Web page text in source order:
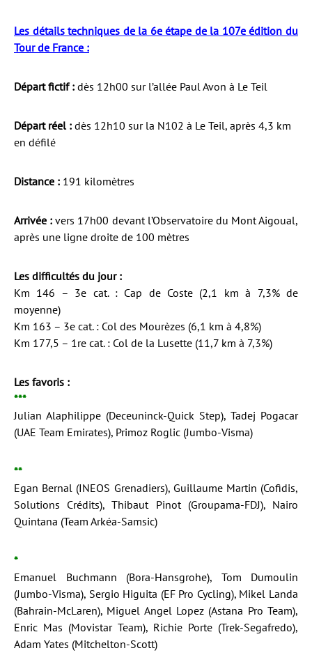
Les détails techniques de la 6e étape de la 107e édition du
Tour de France :
Départ fictif : dès 12h00 sur l’allée Paul Avon à Le Teil
Départ réel : dès 12h10 sur la N102 à Le Teil, après 4,3 km
en défilé
Distance : 191 kilomètres
Arrivée : vers 17h00 devant l’Observatoire du Mont Aigoual,
après une ligne droite de 100 mètres
Les difficultés du jour :
Km 146 – 3e cat. : Cap de Coste (2,1 km à 7,3% de
moyenne)
Km 163 – 3e cat. : Col des Mourèzes (6,1 km à 4,8%)
Km 177,5 – 1re cat. : Col de la Lusette (11,7 km à 7,3%)
Les favoris :
***
Julian Alaphilippe (Deceuninck-Quick Step), Tadej Pogacar
(UAE Team Emirates), Primoz Roglic (Jumbo-Visma)
**
Egan Bernal (INEOS Grenadiers), Guillaume Martin (Cofidis,
Solutions Crédits), Thibaut Pinot (Groupama-FDJ), Nairo
Quintana (Team Arkéa-Samsic)
*
Emanuel Buchmann (Bora-Hansgrohe), Tom Dumoulin
(Jumbo-Visma), Sergio Higuita (EF Pro Cycling), Mikel Landa
(Bahrain-McLaren), Miguel Angel Lopez (Astana Pro Team),
Enric Mas (Movistar Team), Richie Porte (Trek-Segafredo),
Adam Yates (Mitchelton-Scott)